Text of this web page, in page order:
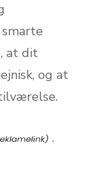
at dit
og at
.